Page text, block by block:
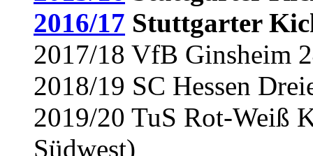
2016/17 Stuttgarter
2017/18 VfB Ginsheim
2018/19 SC Hessen
2019/20 TuS Rot-Weiß
Südwest)